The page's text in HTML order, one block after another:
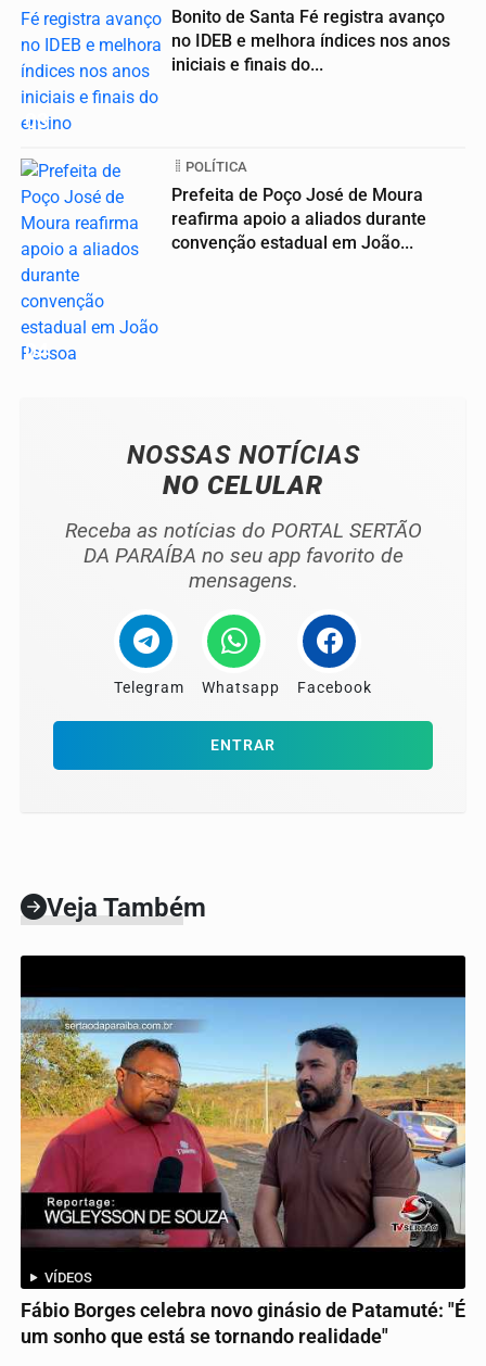
03
Bonito de Santa Fé registra avanço
no IDEB e melhora índices nos anos
iniciais e finais do...
04
POLÍTICA
Prefeita de Poço José de Moura
reafirma apoio a aliados durante
convenção estadual em João...
NOSSAS NOTÍCIAS
NO CELULAR
Receba as notícias do PORTAL SERTÃO
DA PARAÍBA no seu app favorito de
mensagens.
Telegram Whatsapp Facebook
ENTRAR
Veja Também
VÍDEOS
Fábio Borges celebra novo ginásio de Patamuté: "É
um sonho que está se tornando realidade"